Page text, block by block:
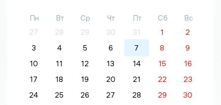
Пн Вт Ср Чт Пт Сб
Вс
27
28 29 30 31 1
2
3
4 5 6 7 8
9
10
11 12 13 14 15
16
17
18 19 20 21 22
23
24
25 26 27 28 29
30